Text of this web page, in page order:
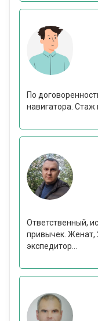
По
навигатора. Стаж
Ответственный,
привычек. Женат,
экспедитор...